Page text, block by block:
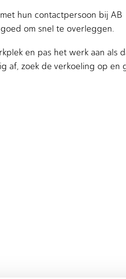
hun contactpersoon bij AB
om snel te overleggen.
en pas het werk aan als
af, zoek de verkoeling op en